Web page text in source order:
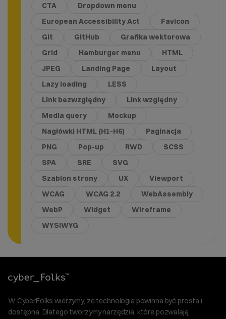
CTA
Dropdown menu
European Accessibility Act
Favicon
Git
GitHub
Grafika wektorowa
Grid
Hamburger menu
HTML
JPEG
Landing Page
Layout
Lazy loading
LESS
Link bezwzględny
Link względny
Media query
Mockup
Nagłówki HTML (H1-H6)
Paginacja
PNG
Pop-up RWD
SCSS
SPA
SRE
SVG
Szablon strony
UX
Viewport
WCAG
WCAG 2.2
WebAssembly
WebP
Widget
Wireframe
WYSIWYG
W CyberFolks wierzymy, że technologia powinna być prosta i
dostępna. Dlatego tworzymy narzędzia, które pozwalają